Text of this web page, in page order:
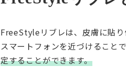
FreeStyleリブレは、皮膚に貼
スマートフォンを近づけることで
定することができます。